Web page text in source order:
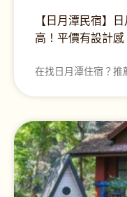
【日月潭民宿】
高！平價有設計感
在找日月潭住宿？推